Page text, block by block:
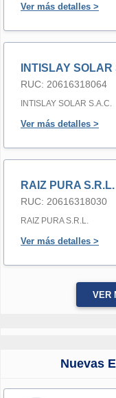
Ver más detalles >
INTISLAY SOLAR
RUC: 20616318064
INTISLAY SOLAR S.A.C.
Ver más detalles >
RAIZ PURA S.R.L.
RUC: 20616318030
RAIZ PURA S.R.L.
Ver más detalles >
VER
Nuevas